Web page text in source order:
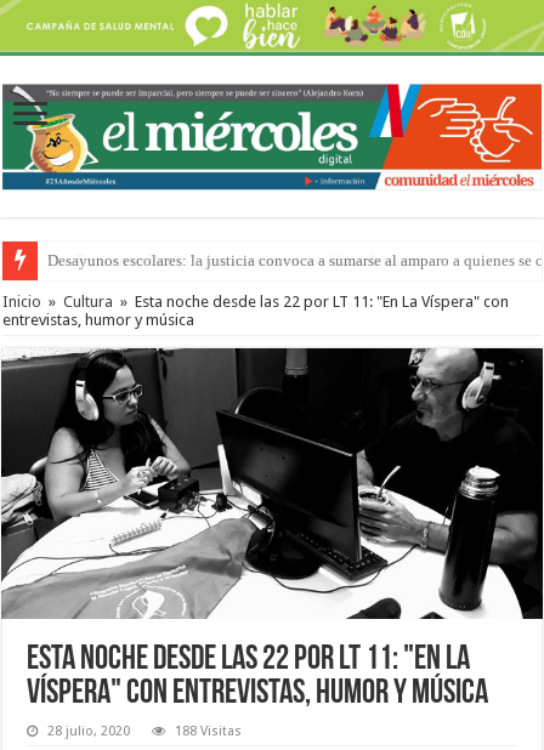
“La Feria en tu Barrio” para agostocon sus días y horarios
Inicio » Cultura » Esta noche desde las 22 por LT 11: "En La Víspera" con
entrevistas, humor y música
Esta noche desde las 22 por LT 11: "En La
Víspera" con entrevistas, humor y música
28 julio, 2020 188 Visitas